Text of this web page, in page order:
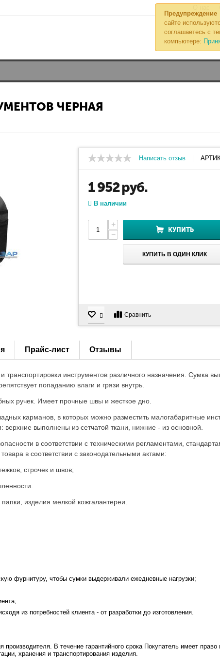
Предупреждение
сайте
соглашаетесь с
компьютере:
ЧЕРНАЯ
Написать отзыв
1 952руб.
В наличии
+
−
КУПИТЬ
КУПИТЬ В ОДИН КЛИК
Сравнить
Прайс-лист Отзывы
инструментов различного назначения. Сумка
попаданию влаги и грязи внутрь.
ручек. Имеет прочные швы и жесткое дно.
карманов, в которых можно разместить малогабаритные
выполнены из сетчатой ткани, нижние - из основной.
в соответствии с техническими регламентами,
в соответствии с законодательными актами:
строчек и швов;
изделия мелкой кожгалантереи.
фурнитуру, чтобы сумки выдерживали ежедневные нагрузки;
из потребностей клиента - от разработки до изготовления.
производителя. В течение гарантийного срока Покупатель имеет
хранения и транспортирования изделия.